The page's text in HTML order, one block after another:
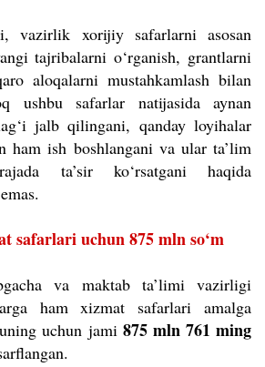
vazirlik xorijiy safarlarni asosan
tajribalarni o‘rganish, grantlarni
aloqalarni mustahkamlash bilan
ushbu safarlar natijasida aynan
jalb qilingani, qanday loyihalar
ham ish boshlangani va ular ta’lim
ta’sir ko‘rsatgani haqida
safarlari uchun 875 mln so‘m
va maktab ta’limi vazirligi
ham xizmat safarlari amalga
uchun jami875 mln 761 ming